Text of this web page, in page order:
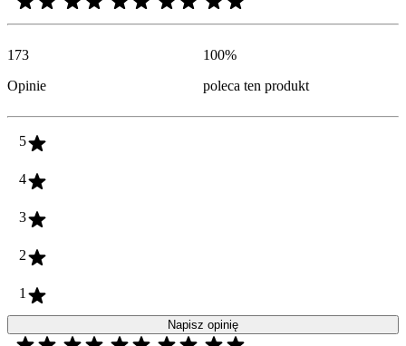
173
Opinie
100%
poleca ten produkt
5
4
3
2
1
Napisz opinię